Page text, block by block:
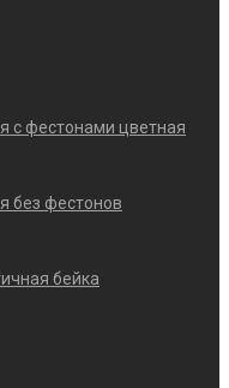
с фестонами цветная
без фестонов
бейка